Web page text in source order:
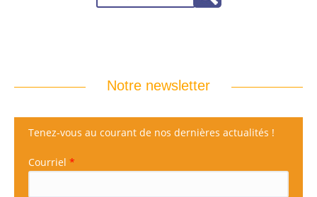
Notre newsletter
Tenez-vous au courant de nos dernières actualités !
Courriel *